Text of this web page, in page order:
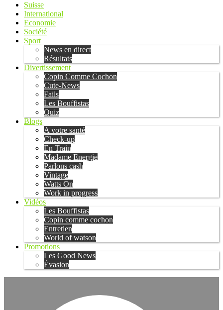
Suisse
International
Economie
Société
Sport
News en direct
Résultats
Divertissement
Copin Comme Cochon
Cute-News
Fails
Les Bouffistas
Quiz
Blogs
A votre santé
Check-up
En Train
Madame Energie
Parlons cash
Vintage
Watts On
Work in progress
Vidéos
Les Bouffistas
Copin comme cochon
Entretien
World of watson
Promotions
Les Good News
Évasion